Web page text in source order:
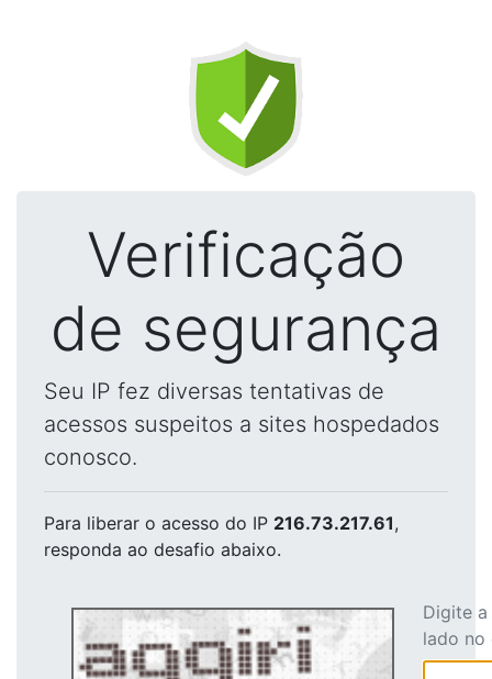
Verificação
de segurança
Seu IP fez diversas tentativas de
acessos suspeitos a sites hospedados
conosco.
Para liberar o acesso do IP 216.73.217.61,
responda ao desafio abaixo.
Digite
lado no